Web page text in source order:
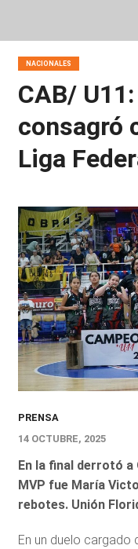
NACIONALES
CAB/
consagró
Liga
PRENSA
14 OCTUBRE, 2025
En la final derrotó a
MVP fue María
rebotes. Unión
En un duelo cargado